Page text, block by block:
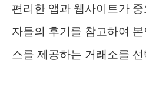
편리한 앱과 웹사이트가
자들의 후기를 참고하여
스를 제공하는 거래소를